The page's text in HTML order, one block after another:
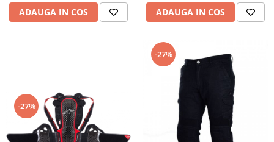
Cutii / Genti
Antifurt
Remorci & Trolii
Accesorii
Carlige & Suporti
ADAUGA IN COS ADAUGA IN COS
-27%
-27%